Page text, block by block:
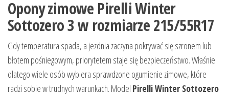
Opony zimowe Pirelli Winter
Sottozero 3 w rozmiarze 215/55R17
Gdy temperatura spada, a jezdnia zaczyna pokrywać się szronem lub
błotem pośniegowym, priorytetem staje się bezpieczeństwo. Właśnie
dlatego wiele osób wybiera sprawdzone ogumienie zimowe, które
radzi sobie w trudnych warunkach. Model Pirelli Winter Sottozero